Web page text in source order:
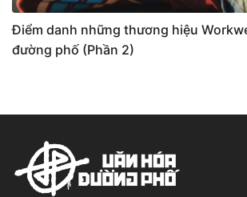
Điểm danh những thương hiệu
đường phố (Phần 2)